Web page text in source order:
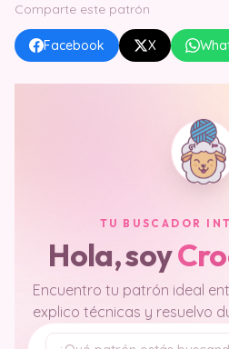
Comparte este patrón
Facebook X
TU BUSCADOR
Hola, soy
Encuentro tu patrón ideal
explico técnicas y resuelvo